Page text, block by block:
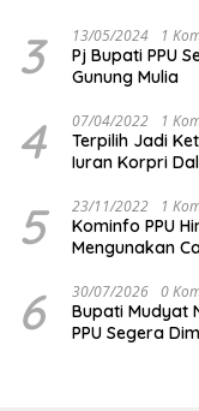
3 13/05/2024 1
Pj Bupati PPU
Gunung Mulia
4 07/04/2022 1
Terpilih Jadi
Iuran Korpri
5 23/11/2022 1
Kominfo PPU
Mengunakan
6 30/07/2026 0
Bupati Mudyat
PPU Segera